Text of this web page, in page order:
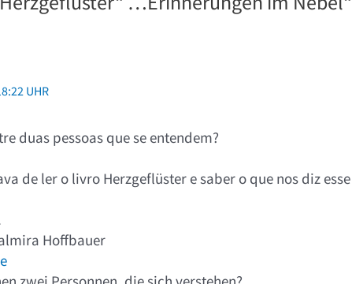
UHR
duas pessoas que se entendem?
de ler o livro Herzgeflüster e saber o que nos diz esse
Hoffbauer